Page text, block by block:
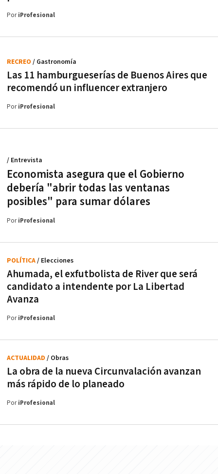
PoriProfesional
Las 11 hamburgueserías de Buenos Aires que
recomendó un influencer extranjero
RECREO / Gastronomía
PoriProfesional
Economista asegura que el Gobierno
debería "abrir todas las ventanas
posibles" para sumar dólares
/ Entrevista
PoriProfesional
Ahumada, el exfutbolista de River que será
candidato a intendente por La Libertad
Avanza
POLÍTICA/ Elecciones
PoriProfesional
La obra de la nueva Circunvalación avanzan
más rápido de lo planeado
ACTUALIDAD / Obras
PoriProfesional